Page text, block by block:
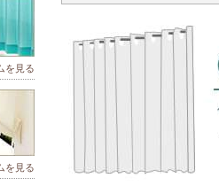
を見る
を見る